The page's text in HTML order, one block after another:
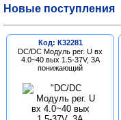
Новые поступления
Код: К32281
DC/DC Модуль рег. U вх
4.0~40 вых 1.5-37V, 3A
понижающий